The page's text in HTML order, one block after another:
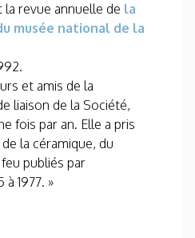
la revue annuelle de la
musée national de la
et amis de la
liaison de la Société,
fois par an. Elle a pris
la céramique, du
publiés par
à 1977. »